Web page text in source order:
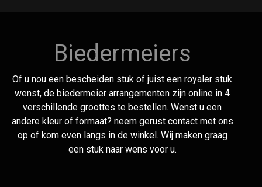
Biedermeiers
Of u nou een bescheiden stuk of juist een royaler stuk
wenst, de biedermeier arrangementen zijn online in 4
verschillende groottes te bestellen. Wenst u een
andere kleur of formaat? neem gerust contact met ons
op of kom even langs in de winkel. Wij maken graag
een stuk naar wens voor u.